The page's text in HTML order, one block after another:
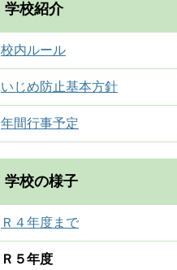
学校紹介
校内ルール
いじめ防止基本方針
年間行事予定
学校の様子
Ｒ４年度まで
Ｒ５年度